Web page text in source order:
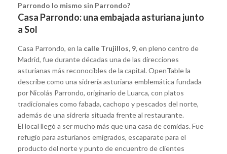
Parrondo lo mismo sin Parrondo?
Casa Parrondo: una embajada asturiana junto
a Sol
Casa Parrondo, en la calle Trujillos, 9, en pleno centro de
Madrid, fue durante décadas una de las direcciones
asturianas más reconocibles de la capital. OpenTable la
describe como una sidrería asturiana emblemática fundada
por Nicolás Parrondo, originario de Luarca, con platos
tradicionales como fabada, cachopo y pescados del norte,
además de una sidrería situada frente al restaurante.
El local llegó a ser mucho más que una casa de comidas. Fue
refugio para asturianos emigrados, escaparate para el
producto del norte y punto de encuentro de clientes